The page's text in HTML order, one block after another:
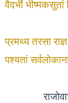
वैदर्भीं
प्रमथ्य तरसा
पश्यतां